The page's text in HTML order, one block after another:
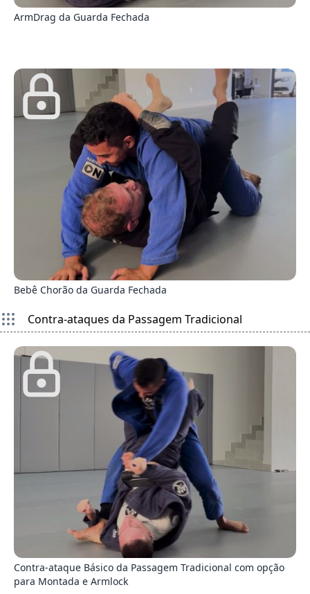
ArmDrag da Guarda Fechada
Bebê Chorão da Guarda Fechada
Contra-ataques da Passagem Tradicional
Contra-ataque Básico da Passagem Tradicional com opção
para Montada e Armlock